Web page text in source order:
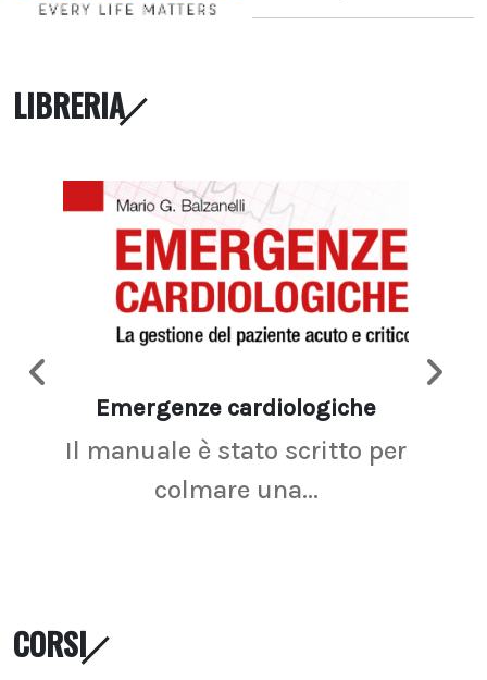
LIBRERIA
Emergenze cardiologiche
Il manuale è stato scritto per
colmare una...
CORSI